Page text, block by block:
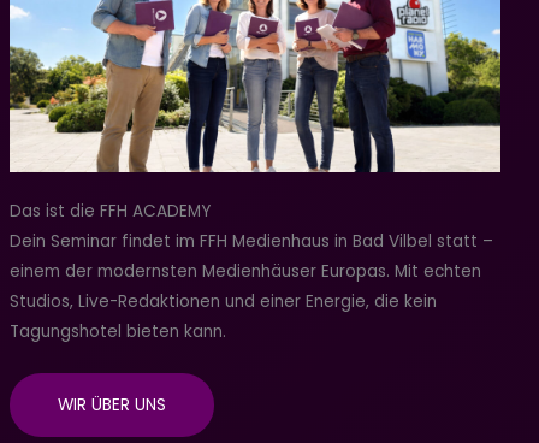
Das ist die FFH ACADEMY
Dein Seminar findet im FFH Medienhaus in Bad Vilbel statt –
einem der modernsten Medienhäuser Europas. Mit echten
Studios, Live-Redaktionen und einer Energie, die kein
Tagungshotel bieten kann.
WIR ÜBER UNS